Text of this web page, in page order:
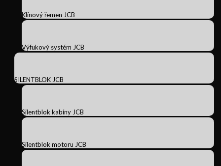
Klínový řemen JCB
Výfukový systém JCB
SILENTBLOK JCB
Silentblok kabíny JCB
Silentblok motoru JCB